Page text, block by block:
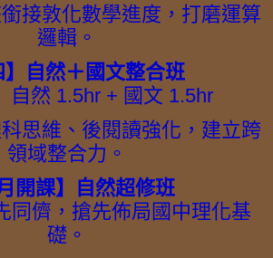
接敦化數學進度，打磨運算
邏輯。
】自然＋國文整合班
自然 1.5hr + 國文 1.5hr
思維、後閱讀強化，建立跨
領域整合力。
開課】自然超修班
同儕，搶先佈局國中理化基
礎。